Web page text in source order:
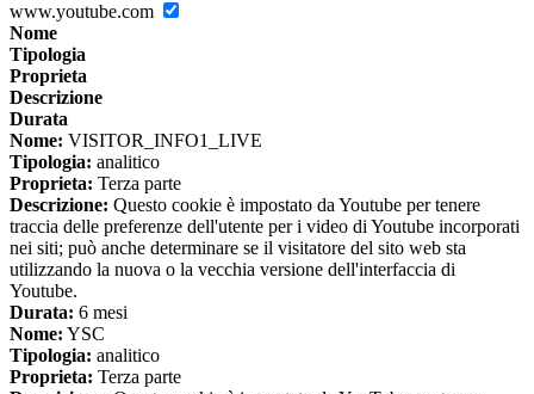
www.youtube.com
Nome
Tipologia
Proprieta
Descrizione
Durata
Nome: VISITOR_INFO1_LIVE
Tipologia: analitico
Proprieta: Terza parte
Descrizione: Questo cookie è impostato da Youtube per tenere
traccia delle preferenze dell'utente per i video di Youtube incorporati
nei siti; può anche determinare se il visitatore del sito web sta
utilizzando la nuova o la vecchia versione dell'interfaccia di
Youtube.
Durata: 6 mesi
Nome: YSC
Tipologia: analitico
Proprieta: Terza parte